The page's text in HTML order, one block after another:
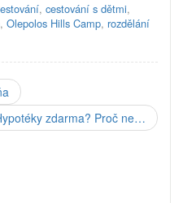
, cestování s dětmi,
, Olepolos Hills Camp, rozdělání
zdarma? Proč ne…